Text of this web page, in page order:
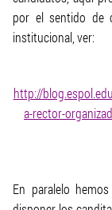
por el sentido de
institucional, ver:
http://
a-rector-
En paralelo